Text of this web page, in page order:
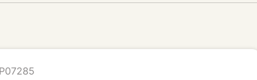
NP07285